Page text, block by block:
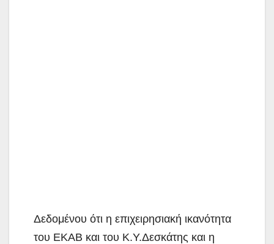
Δεδομένου ότι η επιχειρησιακή ικανότητα
του ΕΚΑΒ και του Κ.Υ.Δεσκάτης και η